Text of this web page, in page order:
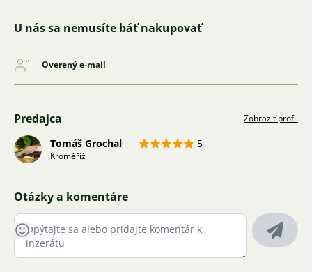
U nás sa nemusíte báť nakupovať
Overený e-mail
Predajca Zobraziť profil
Tomáš Grochal 5
Kroměříž
Otázky a komentáre